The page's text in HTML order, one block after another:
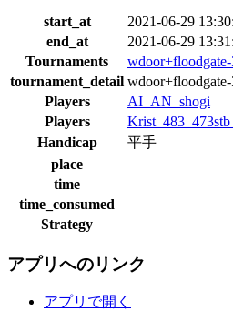
start_at
2021-06-29
end_at
2021-06-29
Tournaments
tournament_detail
Players
AI_AN_shogi
Players
Handicap
平手
place
time
time_consumed
Strategy
アプリへのリンク
アプリで開く